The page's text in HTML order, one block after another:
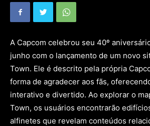
A Capcom celebrou seu 40º
junho com o lançamento de um novo
Town. Ele é descrito pela própria
forma de agradecer aos fãs,
interativo e divertido. Ao explorar o
Town, os usuários encontrarão
alfinetes que revelam conteúdos